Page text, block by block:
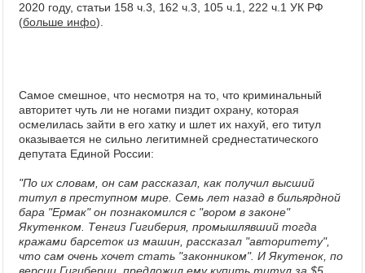
2020 году, статьи 158 ч.3, 162 ч.3, 105 ч.1, 222 ч.1 УК РФ
(больше инфо).
Самое смешное, что несмотря на то, что криминальный
авторитет чуть ли не ногами пиздит охрану, которая
осмелилась зайти в его хатку и шлет их нахуй, его титул
оказывается не сильно легитимней среднестатического
депутата Единой России:
"По их словам, он сам рассказал, как получил высший
титул в преступном мире. Семь лет назад в бильярдной
бара "Ермак" он познакомился с "вором в законе"
Якутенком. Тенгиз Гигиберия, промышлявший тогда
кражами барсеток из машин, рассказал "авторитету",
что сам очень хочет стать "законником". И Якутенок, по